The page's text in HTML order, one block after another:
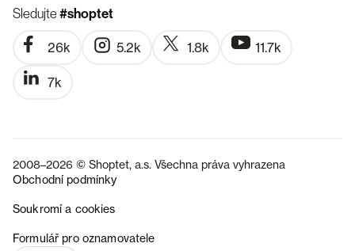
Sledujte#shoptet
26k 5.2k 1.8k 11.7k
7k
2008–2026 © Shoptet, a.s. Všechna práva vyhrazena
Obchodní podmínky
Soukromí a cookies
Formulář pro oznamovatele